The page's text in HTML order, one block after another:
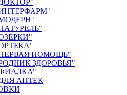
"ИНТЕРФАРМ"
"ПЕРВАЯ ПОМОЩЬ"
"РОДНИК ЗДОРОВЬЯ"
"ФИАЛКА"
АПТЕК